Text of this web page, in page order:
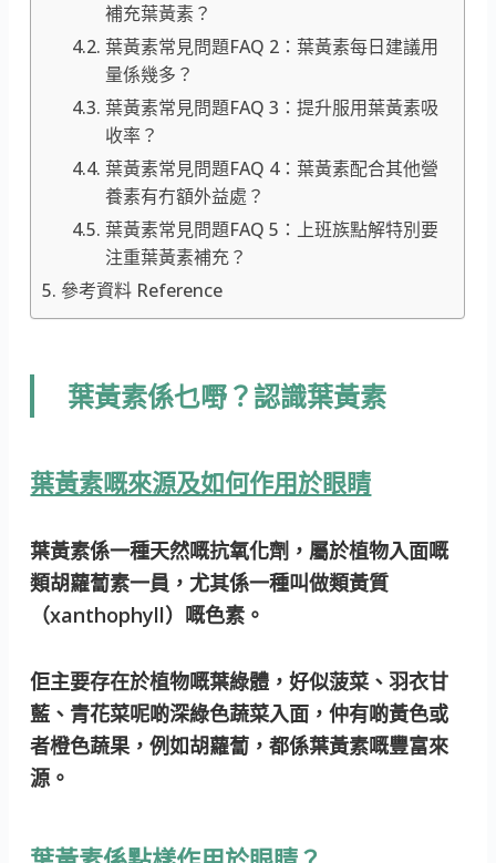
補充葉黃素？
葉黃素常見問題FAQ 2：葉黃素每日建議用
量係幾多？
葉黃素常見問題FAQ 3：提升服用葉黃素吸
收率？
葉黃素常見問題FAQ 4：葉黃素配合其他營
養素有冇額外益處？
葉黃素常見問題FAQ 5：上班族點解特別要
注重葉黃素補充？
參考資料 Reference
葉黃素係乜嘢？認識葉黃素
葉黃素嘅來源及如何作用於眼睛
葉黃素係一種天然嘅抗氧化劑，屬於植物入面嘅
類胡蘿蔔素一員，尤其係一種叫做類黃質
（xanthophyll）嘅色素。
佢主要存在於植物嘅葉綠體，好似菠菜、羽衣甘
藍、青花菜呢啲深綠色蔬菜入面，仲有啲黃色或
者橙色蔬果，例如胡蘿蔔，都係葉黃素嘅豐富來
源。